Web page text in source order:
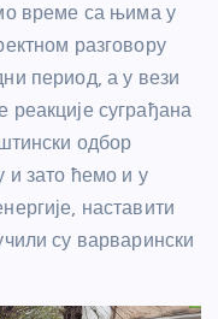
време са њима у
разговору
период, а у вези
суграђана
одбор
и зато ћемо и у
наставити
су варварински